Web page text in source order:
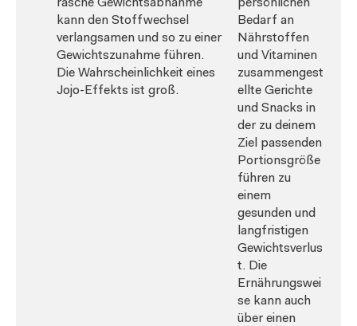
rasche Gewichtsabnahme
kann den Stoffwechsel
verlangsamen und so zu einer
Gewichtszunahme führen.
Die Wahrscheinlichkeit eines
Jojo-Effekts ist groß.
persönlichen
Bedarf an
Nährstoffen
und Vitaminen
zusammengest
ellte Gerichte
und Snacks in
der zu deinem
Ziel passenden
Portionsgröße
führen zu
einem
gesunden und
langfristigen
Gewichtsverlus
t. Die
Ernährungswei
se kann auch
über einen